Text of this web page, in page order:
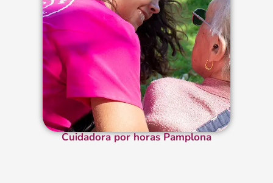
Cuidadora por horas Pamplona